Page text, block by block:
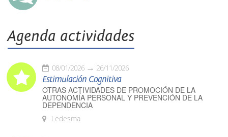
Agenda actividades
08/01/2026 26/11/2026
Estimulación Cognitiva
OTRAS ACTIVIDADES DE PROMOCIÓN DE LA
AUTONOMÍA PERSONAL Y PREVENCIÓN DE LA
DEPENDENCIA
Ledesma